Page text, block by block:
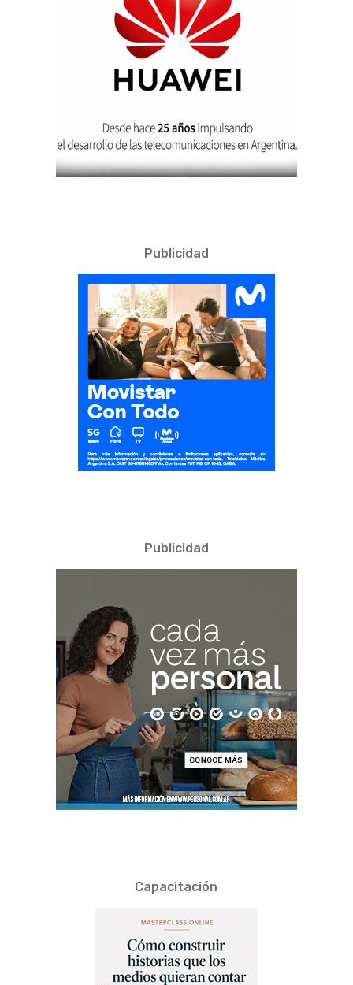
Publicidad
Publicidad
Capacitación